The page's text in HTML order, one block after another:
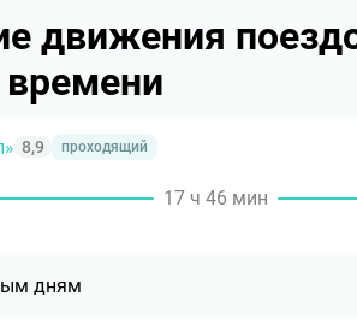
движения
8,9 проходящий
17 ч 46 мин
дням